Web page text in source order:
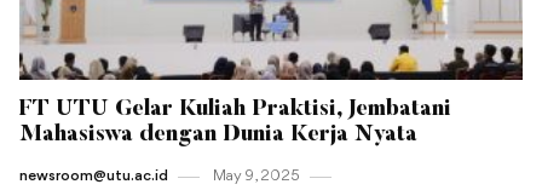
FT UTU Gelar Kuliah Praktisi, Jembatani
Mahasiswa dengan Dunia Kerja Nyata
newsroom@utu.ac.id May 9 , 2025